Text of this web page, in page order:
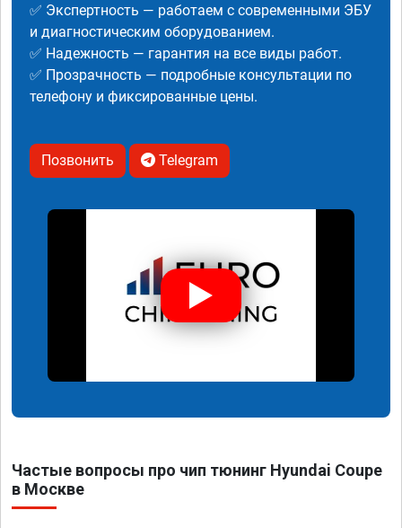
✅ Экспертность — работаем с современными ЭБУ
и диагностическим оборудованием.
✅ Надежность — гарантия на все виды работ.
✅ Прозрачность — подробные консультации по
телефону и фиксированные цены.
Позвонить Telegram
Частые вопросы про чип тюнинг Hyundai Coupe
в Москве